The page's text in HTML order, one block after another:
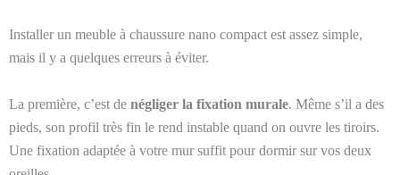
Installer un meuble à chaussure nano compact est assez simple,
mais il y a quelques erreurs à éviter.
La première, c’est de négliger la fixation murale. Même s’il a des
pieds, son profil très fin le rend instable quand on ouvre les tiroirs.
Une fixation adaptée à votre mur suffit pour dormir sur vos deux